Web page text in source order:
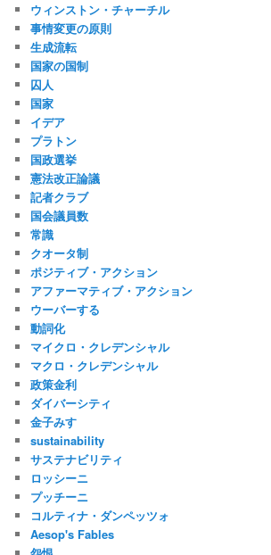
ウィンストン・チャーチル
事情変更の原則
生成流転
国家の国制
囚人
国家
イデア
プラトン
国政選挙
憲法改正論議
記者クラブ
国会議員数
常識
クオータ制
ポジティブ・アクション
アファーマティブ・アクション
ウーバーする
動詞化
マイクロ・クレデンシャル
マクロ・クレデンシャル
政策金利
ダイバーシティ
金子みすゞ
sustainability
サステナビリティ
ロッシーニ
プッチーニ
コルティナ・ダンペッツォ
Aesop's Fables